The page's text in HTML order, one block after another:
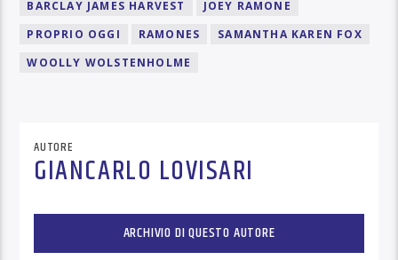
BARCLAY JAMES HARVEST
JOEY RAMONE
PROPRIO OGGI
RAMONES
SAMANTHA KAREN FOX
WOOLLY WOLSTENHOLME
AUTORE
GIANCARLO LOVISARI
ARCHIVIO DI QUESTO AUTORE